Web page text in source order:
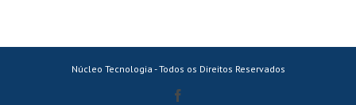
Núcleo Tecnologia - Todos os Direitos Reservados